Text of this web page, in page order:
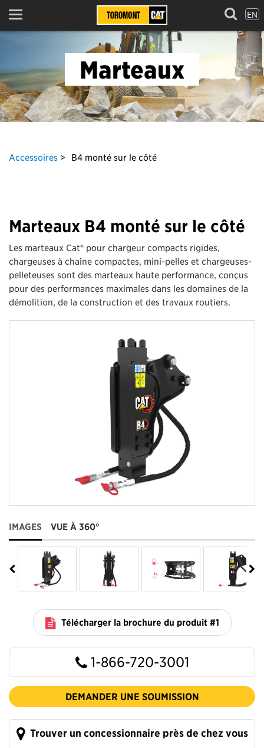
Menu EN
Marteaux
Accessoires B4 monté sur le côté
Marteaux B4 monté sur le côté
Les marteaux Cat® pour chargeur compacts rigides,
chargeuses à chaîne compactes, mini-pelles et chargeuses-
pelleteuses sont des marteaux haute performance, conçus
pour des performances maximales dans les domaines de la
démolition, de la construction et des travaux routiers.
IMAGES VUE À 360°
Télécharger la brochure du produit #1
1-866-720-3001
DEMANDER UNE SOUMISSION
Trouver un concessionnaire près de chez vous